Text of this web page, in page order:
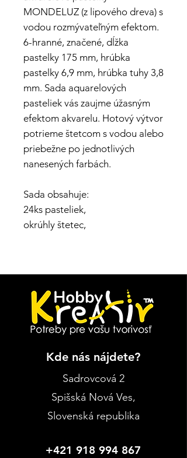
MONDELUZ (z lipového dreva) s
vodou rozmývateľným efektom.
6-hranné, značené, dĺžka
pastelky 175 mm, hrúbka
pastelky 6,9 mm, hrúbka tuhy 3,8
mm. Sada aquarelových
pasteliek vás zaujme úžasným
efektom akvarelu. Hotový výtvor
potrieme štetcom s vodou alebo
priebežne po jednotlivých
nanesených farbách.
Sada obsahuje:
24ks pasteliek,
okrúhly štetec,
Kde nás nájdete?
Sadrovcová 2
Spišská Nová Ves,
Slovenská republika
+421 918 994 867